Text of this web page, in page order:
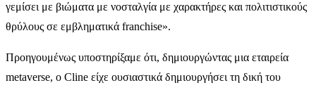
γεμίσει με βιώματα με νοσταλγία με χαρακτήρες και πολιτιστικούς
θρύλους σε εμβληματικά franchise».
Προηγουμένως υποστηρίξαμε ότι, δημιουργώντας μια εταιρεία
metaverse, ο Cline είχε ουσιαστικά δημιουργήσει τη δική του